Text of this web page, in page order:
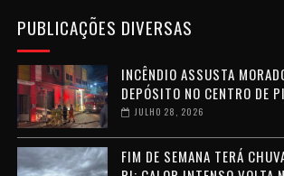
PUBLICAÇÕES DIVERSAS
INCÊNDIO ASSUSTA
DEPÓSITO NO CENTRO DE
JULHO 28, 2026
FIM DE SEMANA TERÁ